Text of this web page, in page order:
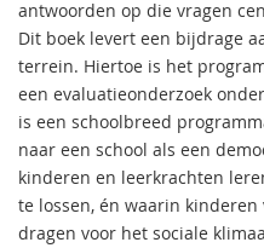
antwoorden op die vragen
Dit boek levert een bijdrage
terrein. Hiertoe is het
een evaluatieonderzoek
is een schoolbreed
naar een school als een
kinderen en leerkrachten
te lossen, én waarin
dragen voor het sociale